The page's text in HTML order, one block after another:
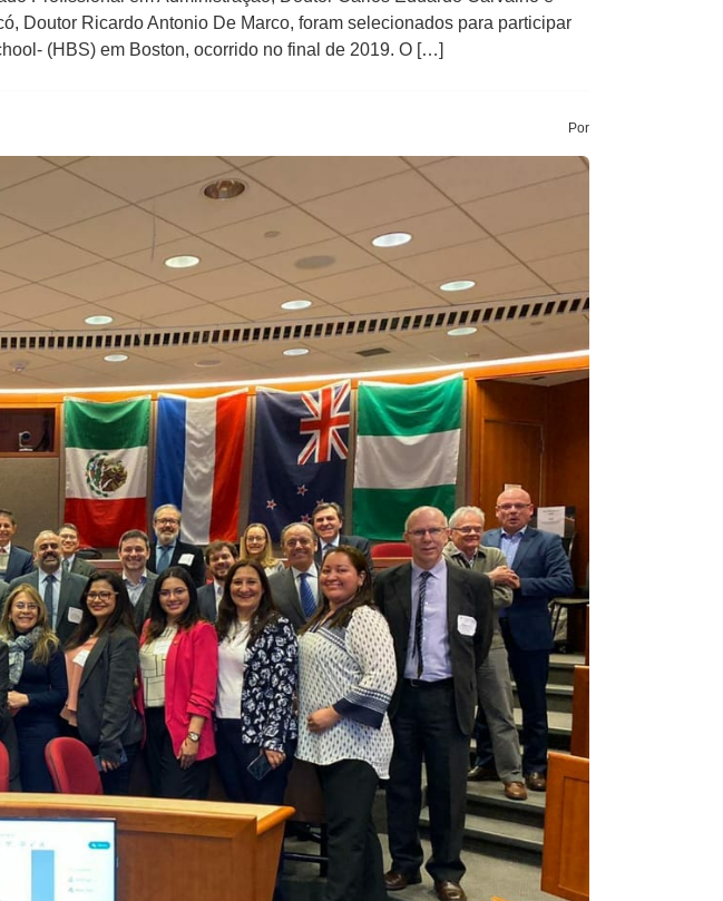
Doutor Ricardo Antonio De Marco, foram selecionados para participar
(HBS) em Boston, ocorrido no final de 2019. O […]
Por